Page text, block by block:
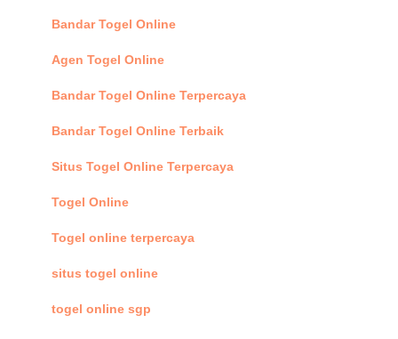
Bandar Togel Online
Agen Togel Online
Bandar Togel Online Terpercaya
Bandar Togel Online Terbaik
Situs Togel Online Terpercaya
Togel Online
Togel online terpercaya
situs togel online
togel online sgp